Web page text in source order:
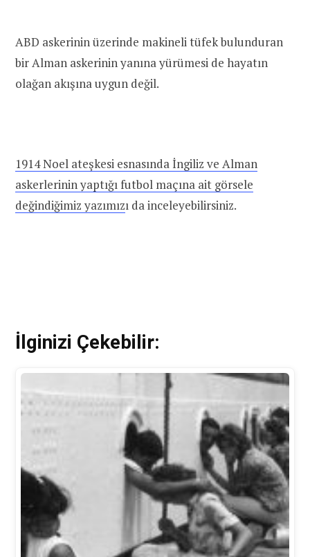
ABD askerinin üzerinde makineli tüfek bulunduran
bir Alman askerinin yanına yürümesi de hayatın
olağan akışına uygun değil.
1914 Noel ateşkesi esnasında İngiliz ve Alman
askerlerinin yaptığı futbol maçına ait görsele
değindiğimiz yazımızı da inceleyebilirsiniz.
İlginizi Çekebilir: